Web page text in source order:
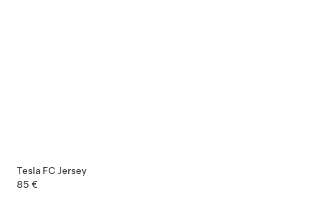
Tesla FC Jersey
85 €